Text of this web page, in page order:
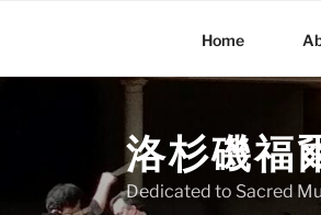
洛杉磯福
Dedicated to Sacred
Home